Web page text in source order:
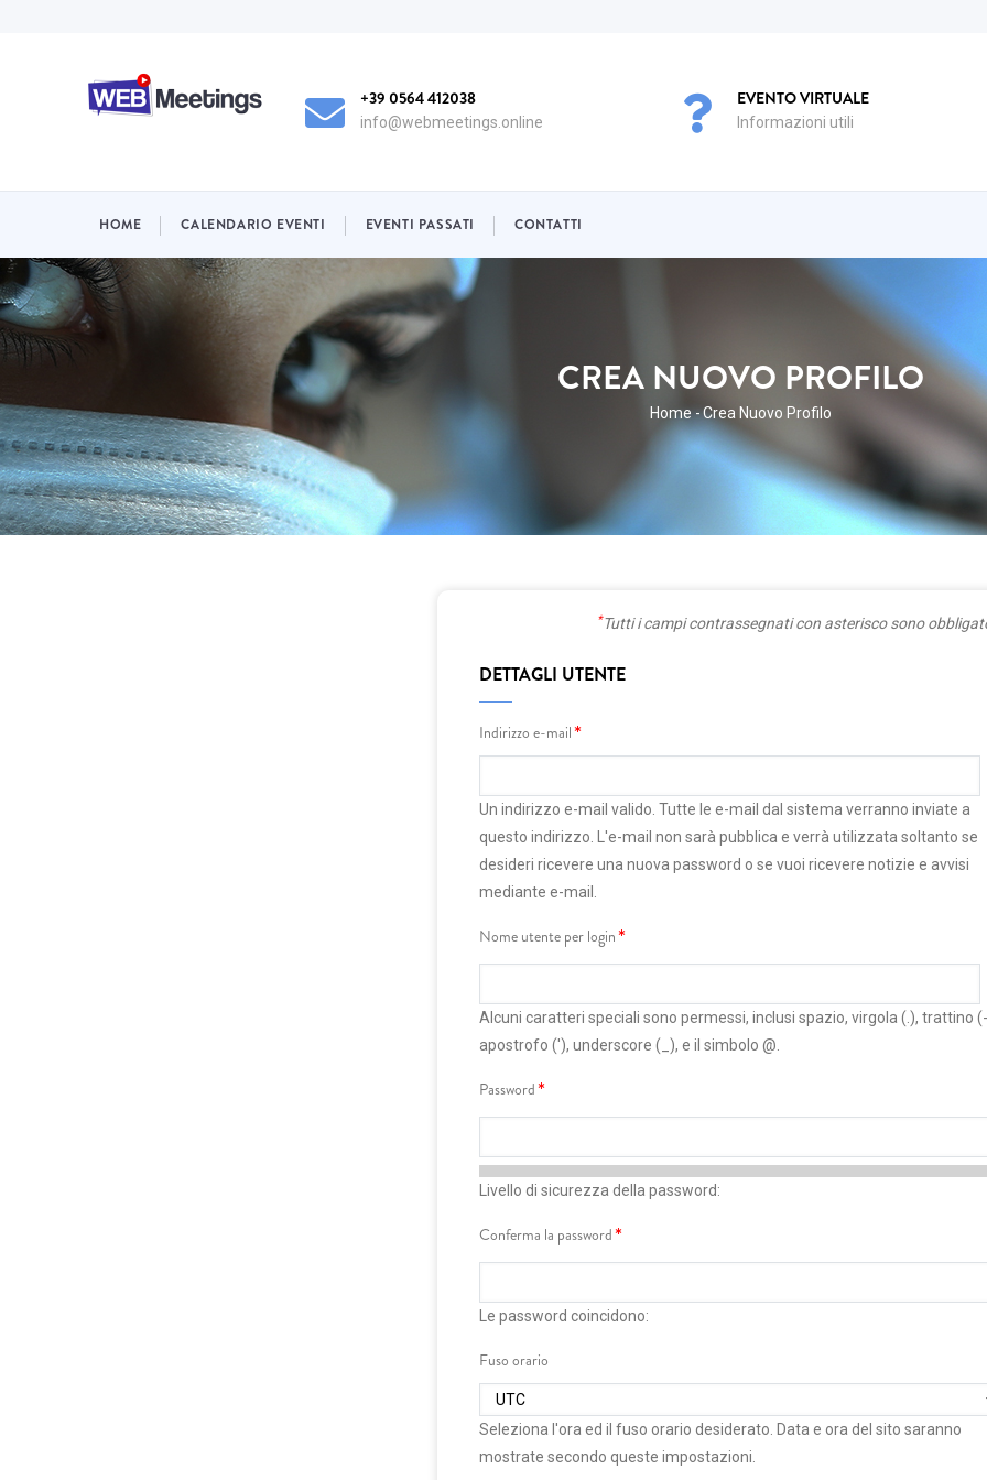
+39 0564 412038
info@webmeetings.online
EVENTO VIRTUALE
Informazioni utili
PRINCIPALE
HOME CALENDARIO EVENTI EVENTI PASSATI CONTATTI
CREA NUOVO PROFILO
BRICIOLE
DI
PANE
Home-Crea Nuovo Profilo
*Tutti i campi contrassegnati con asterisco sono
DETTAGLI UTENTE
Indirizzo e-mail
Un indirizzo e-mail valido. Tutte le e-mail dal sistema verranno inviate a
questo indirizzo. L'e-mail non sarà pubblica e verrà utilizzata soltanto se
desideri ricevere una nuova password o se vuoi ricevere notizie e avvisi
mediante e-mail.
Nome utente per login
Alcuni caratteri speciali sono permessi, inclusi spazio, virgola (.), trattino
apostrofo ('), underscore (_), e il simbolo @.
Password
Livello di sicurezza della password:
Conferma la password
Le password coincidono:
Fuso orario
Seleziona l'ora ed il fuso orario desiderato. Data e ora del sito saranno
mostrate secondo queste impostazioni.